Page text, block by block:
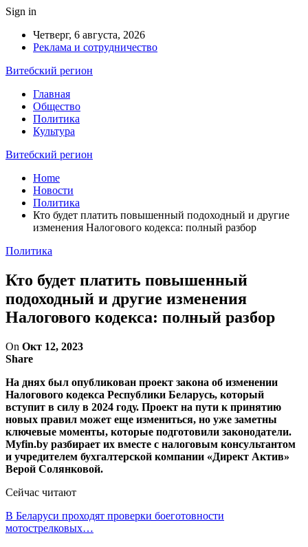
Sign in
Четверг, 6 августа, 2026
Реклама и сотрудничество
Витебский регион
Главная
Общество
Политика
Культура
Витебский регион
Home
Новости
Политика
Кто будет платить повышенный подоходный и другие
изменения Налогового кодекса: полный разбор
Политика
Кто будет платить повышенный
подоходный и другие изменения
Налогового кодекса: полный разбор
On Окт 12, 2023
Share
На днях был опубликован проект закона об изменении
Налогового кодекса Республики Беларусь, который
вступит в силу в 2024 году. Проект на пути к принятию
новых правил может еще измениться, но уже заметны
ключевые моменты, которые подготовили законодатели.
Myfin.by разбирает их вместе с налоговым консультантом
и учредителем бухгалтерской компании «Директ Актив»
Верой Солянковой.
Сейчас читают
В Беларуси проходят проверки боеготовности
мотострелковых…